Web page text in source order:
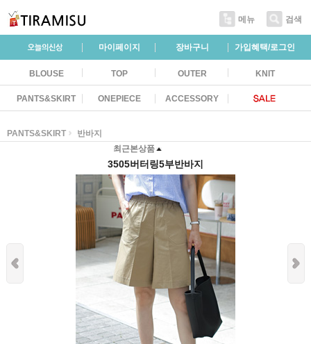
메뉴 검색
마이페이지 장바구니 가입혜택/로그인
BLOUSE TOP OUTER KNIT
PANTS&SKIRT ONEPIECE ACCESSORY
PANTS&SKIRT
반바지
최근본상품
3505버터링5부반바지